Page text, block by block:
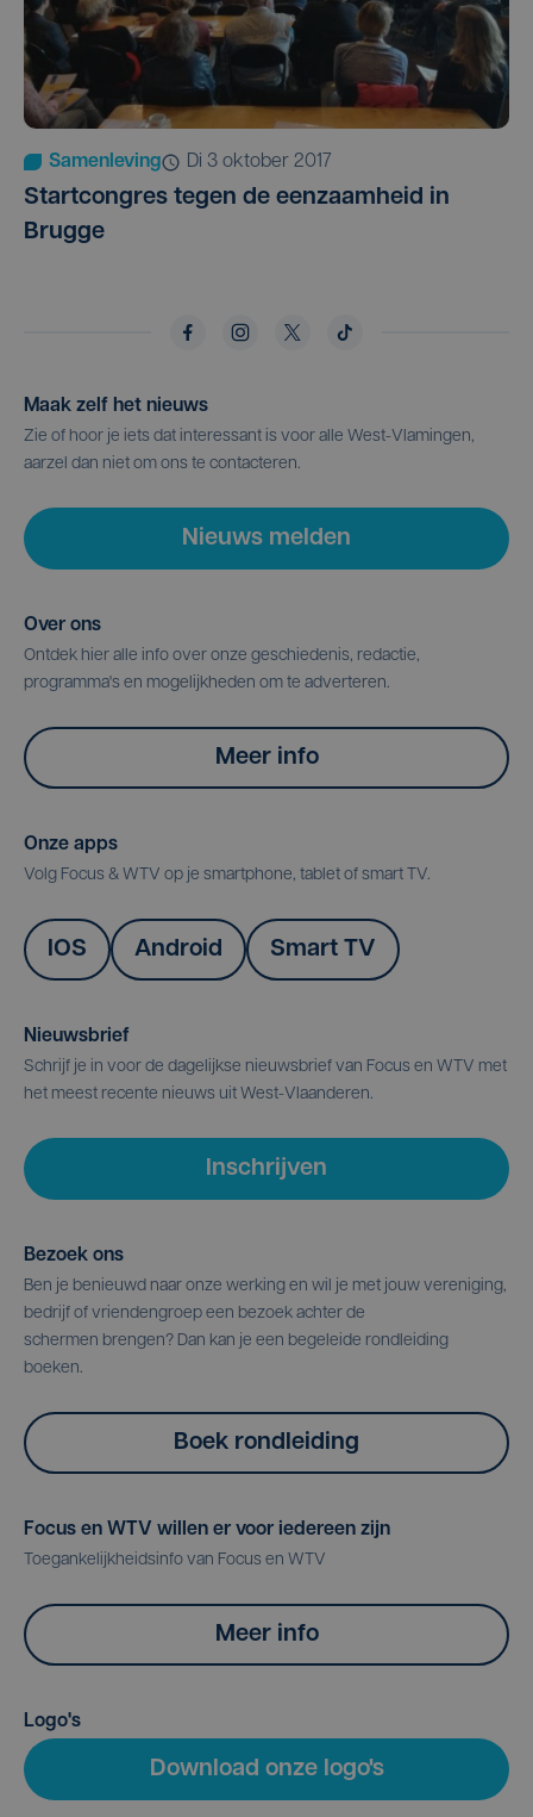
Samenleving di 3 oktober 2017
Startcongres tegen de eenzaamheid in
Brugge
Maak zelf het nieuws
Zie of hoor je iets dat interessant is voor alle West-Vlamingen,
aarzel dan niet om ons te contacteren.
Nieuws melden
Over ons
Ontdek hier alle info over onze geschiedenis, redactie,
programma's en mogelijkheden om te adverteren.
Meer info
Onze apps
Volg Focus & WTV op je smartphone, tablet of smart TV.
IOS Android Smart TV
Nieuwsbrief
Schrijf je in voor de dagelijkse nieuwsbrief van Focus en WTV met
het meest recente nieuws uit West-Vlaanderen.
Inschrijven
Bezoek ons
Ben je benieuwd naar onze werking en wil je met jouw vereniging,
bedrijf of vriendengroep een bezoek achter de
schermen brengen? Dan kan je een begeleide rondleiding
boeken.
Boek rondleiding
Focus en WTV willen er voor iedereen zijn
Toegankelijkheidsinfo van Focus en WTV
Meer info
Logo's
Download onze logo's